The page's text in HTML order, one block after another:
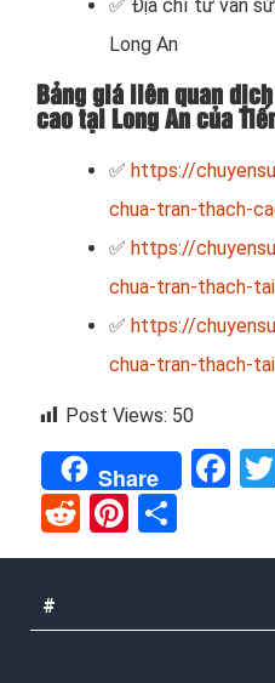
✅ Địa chỉ tư vấn
Long An
Bảng giá liên quan
cao tại Long An của
✅ https://
chua-tran-thach-
✅ https://
chua-tran-thach-
✅ https://
chua-tran-thach-
Post Views: 50
Share
RedditPinterest
#